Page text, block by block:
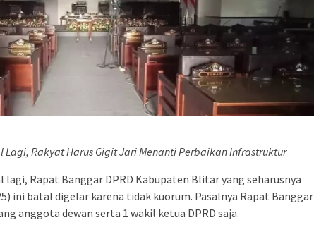
Lagi, Rakyat Harus Gigit Jari Menanti Perbaikan Infrastruktur
lagi, Rapat Banggar DPRD Kabupaten Blitar yang seharusnya
ini batal digelar karena tidak kuorum. Pasalnya Rapat Banggar
anggota dewan serta 1 wakil ketua DPRD saja.